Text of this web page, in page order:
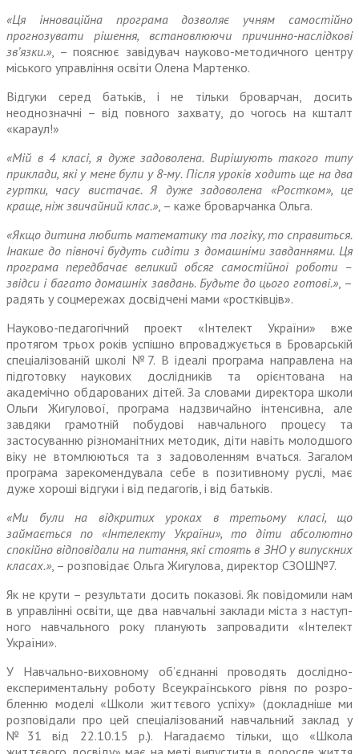
«Ця інноваційна програма дозволяє учням самостійно
прогнозувати рішення, вста­новлюючи причинно-наслідкові
зв’язки.», – пояснює завідувач науково-методичного центру
міського управління освіти Олена Мартенко.
Відгуки серед батьків, і не тільки броварчан, досить
неоднозначні – від повного захвату, до чогось на кшталт
«караул!»
«Мій в 4 класі, я дуже задо­волена. Вирішують такого типу
приклади, які у мене були у 8-му. Після уроків ходить ще на два
гуртки, часу вистачає. Я дуже задоволена «Ростком», це
краще, ніж звичайний клас.», – каже бро­варчанка Ольга.
«Якщо дитина любить мате­матику та логіку, то справиться.
Інакше до півночі будуть сидіти з домашніми завданнями. Ця
програма передбачає великий обсяг самостійної роботи –
звідси і багато домашніх завдань. Будьте до цього готові.», –
радять у соцмережах досвідчені мами «ростківців».
Науково-педагогічний проект «Інтелект України» вже
протягом трьох років успішно впроваджу­ється в Броварській
спеціалізова­ній школі №7. В ідеалі програма направлена на
підготовку науко­вих дослідників та орієнтована на
академічно обдарованих дітей. За словами директора школи
Ольги Жигулової, програма надзвичайно інтенсивна, але
завдяки грамотній побудові навчального процесу та
застосуванню різноманітних мето­дик, діти навіть молодшого
віку не втомлюються та з задоволенням вчаться. Загалом
програма заре­комендувала себе в позитивному руслі, має
дуже хороші відгуки і від педагогів, і від батьків.
«Ми були на відкритих уроках в третьому класі, що
займається по «Інтелекту України», то діти абсолютно
спокійно відповідали на питання, які стоять в ЗНО у випускних
класах.», – розпо­відає Ольга Жигулова, директор СЗОШ№7.
Як не крути – результати досить показові. Як повідомили нам
в управлінні освіти, ще два навчальні заклади міста з наступ­
ного навчального року планують запровадити «Інтелект
України».
У Навчально-виховному об’єднанні проводять дослідно-
експериментальну роботу Всеукраїнського рівня по розро­
бленню моделі «Школи життєвого успіху» (докладніше ми
розпо­відали про цей спеціалізований навчальний заклад у
№31 від 22.10.15 р.). Нагадаємо тільки, що «Школа